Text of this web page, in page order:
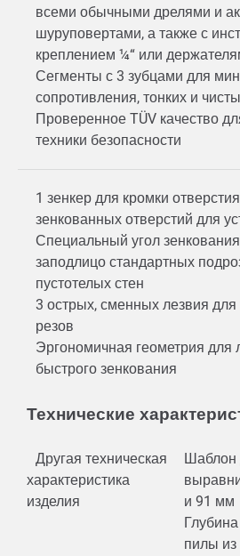
всеми обычными дрелями и
шуруповертами, а также с
креплением ¼“ или
Сегменты с 3 зубцами для
сопротивления, тонких и
Проверенное TÜV качество
техники безопасности
1 зенкер для кромки
зенкованных отверстий для
Специальный угол
заподлицо стандартных
пустотелых стен
3 острых, сменных лезвия для
резов
Эргономичная геометрия для
быстрого зенкования
Технические
Другая техническая
характеристика
изделия
Шаблон
и 91 мм
пилы из